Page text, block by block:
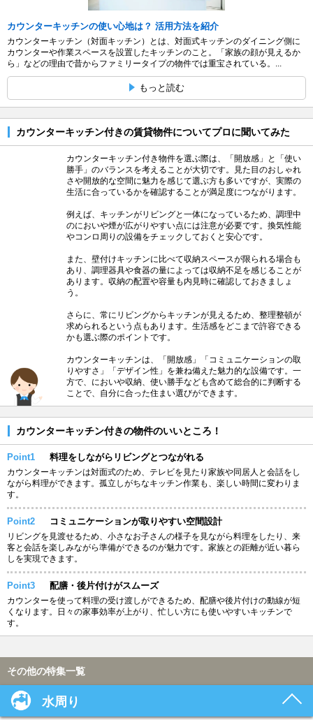
カウンターキッチンの使い心地は？ 活用方法を紹介
カウンターキッチン（対面キッチン）とは、対面式キッチンのダイニング側に
カウンターや作業スペースを設置したキッチンのこと。「家族の顔が見えるか
ら」などの理由で昔からファミリータイプの物件では重宝されている。...
もっと読む
カウンターキッチン付きの賃貸物件についてプロに聞いてみた
カウンターキッチン付き物件を選ぶ際は、「開放感」と「使い
勝手」のバランスを考えることが大切です。見た目のおしゃれ
さや開放的な空間に魅力を感じて選ぶ方も多いですが、実際の
生活に合っているかを確認することが満足度につながります。
例えば、キッチンがリビングと一体になっているため、調理中
のにおいや煙が広がりやすい点には注意が必要です。換気性能
やコンロ周りの設備をチェックしておくと安心です。
また、壁付けキッチンに比べて収納スペースが限られる場合も
あり、調理器具や食器の量によっては収納不足を感じることが
あります。収納の配置や容量も内見時に確認しておきましょ
う。
さらに、常にリビングからキッチンが見えるため、整理整頓が
求められるという点もあります。生活感をどこまで許容できる
かも選ぶ際のポイントです。
カウンターキッチンは、「開放感」「コミュニケーションの取
りやすさ」「デザイン性」を兼ね備えた魅力的な設備です。一
方で、においや収納、使い勝手なども含めて総合的に判断する
ことで、自分に合った住まい選びができます。
カウンターキッチン付きの物件のいいところ！
Point1 料理をしながらリビングとつながれる
カウンターキッチンは対面式のため、テレビを見たり家族や同居人と会話をし
ながら料理ができます。孤立しがちなキッチン作業も、楽しい時間に変わりま
す。
Point2 コミュニケーションが取りやすい空間設計
リビングを見渡せるため、小さなお子さんの様子を見ながら料理をしたり、来
客と会話を楽しみながら準備ができるのが魅力です。家族との距離が近い暮ら
しを実現できます。
Point3 配膳・後片付けがスムーズ
カウンターを使って料理の受け渡しができるため、配膳や後片付けの動線が短
くなります。日々の家事効率が上がり、忙しい方にも使いやすいキッチンで
す。
その他の特集一覧
水周り